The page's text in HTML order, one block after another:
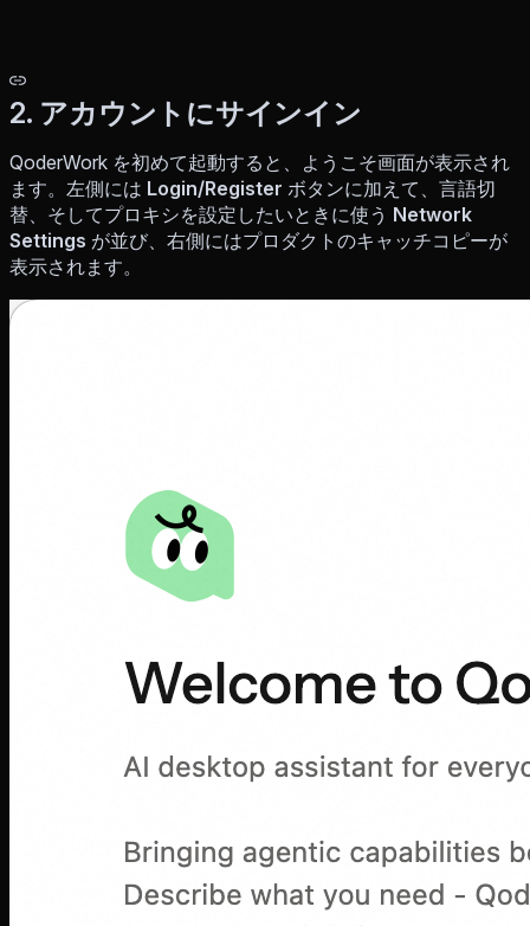
2. アカウントにサインイン
QoderWork を初めて起動すると、ようこそ画面が表示され
ます。左側には Login/Register ボタンに加えて、言語切
替、そしてプロキシを設定したいときに使う Network
Settings が並び、右側にはプロダクトのキャッチコピーが
表示されます。